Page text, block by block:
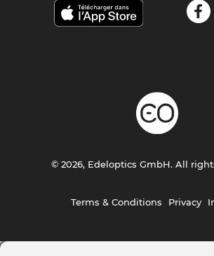
Terms & Conditions Privacy
© 2026, Edeloptics GmbH. All